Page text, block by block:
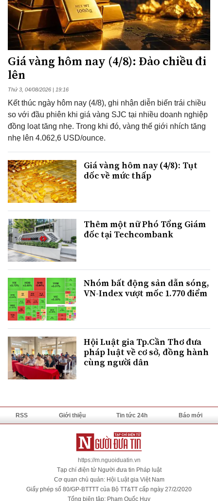
Giá vàng hôm nay (4/8): Đảo chiều đi
lên
Thứ 3, 04/08/2026 | 19:16
Kết thúc ngày hôm nay (4/8), ghi nhận diễn biến trái chiều
so với đầu phiên khi giá vàng SJC tại nhiều doanh nghiệp
đồng loạt tăng nhẹ. Trong khi đó, vàng thế giới nhích tăng
nhẹ lên 4.062,6 USD/ounce.
Giá vàng hôm nay (4/8): Tụt
dốc về mức thấp
Thêm một nữ Phó Tổng Giám
đốc tại Techcombank
Nhóm bất động sản dẫn sóng,
VN-Index vượt mốc 1.770 điểm
Hội Luật gia Tp.Cần Thơ đưa
pháp luật về cơ sở, đồng hành
cùng người dân
RSS Giới thiệu Tin tức 24h Báo mới
https://m.nguoiduatin.vn
Tạp chí điện tử Người đưa tin Pháp luật
Cơ quan chủ quản: Hội Luật gia Việt Nam
Giấy phép số 80/GP-BTTTT của Bộ TT&TT cấp ngày 27/2/2020
Tổng biên tập: Phạm Quốc Huy